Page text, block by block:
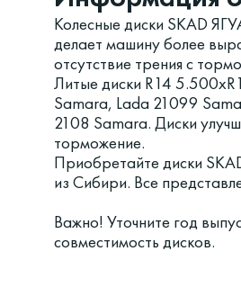
Колесные диски SKAD
делает машину более
отсутствие трения с
Литые диски R14
Samara, Lada 21099
2108 Samara. Диски
торможение.
Приобретайте диски
из Сибири. Все
Важно! Уточните год
совместимость дисков.